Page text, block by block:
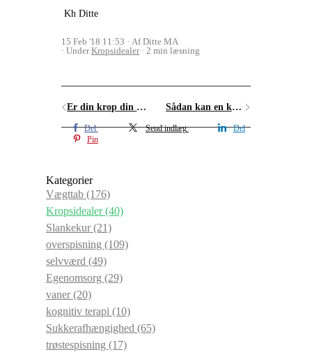
Kh Ditte
15 Feb '18 11:53
Af Ditte MA
UnderKropsidealer 2 min læsning
Er din krop din skraldespand – eller tempel? Sådan kan en kvinde med succes ikke se ud
Del Send indlæg
Del
Pin
Kategorier
Vægttab (176)
Kropsidealer(40)
Slankekur(21)
overspisning (109)
selvværd (49)
Egenomsorg (29)
vaner(20)
kognitiv terapi (10)
Sukkerafhængighed (65)
trøstespisning (17)